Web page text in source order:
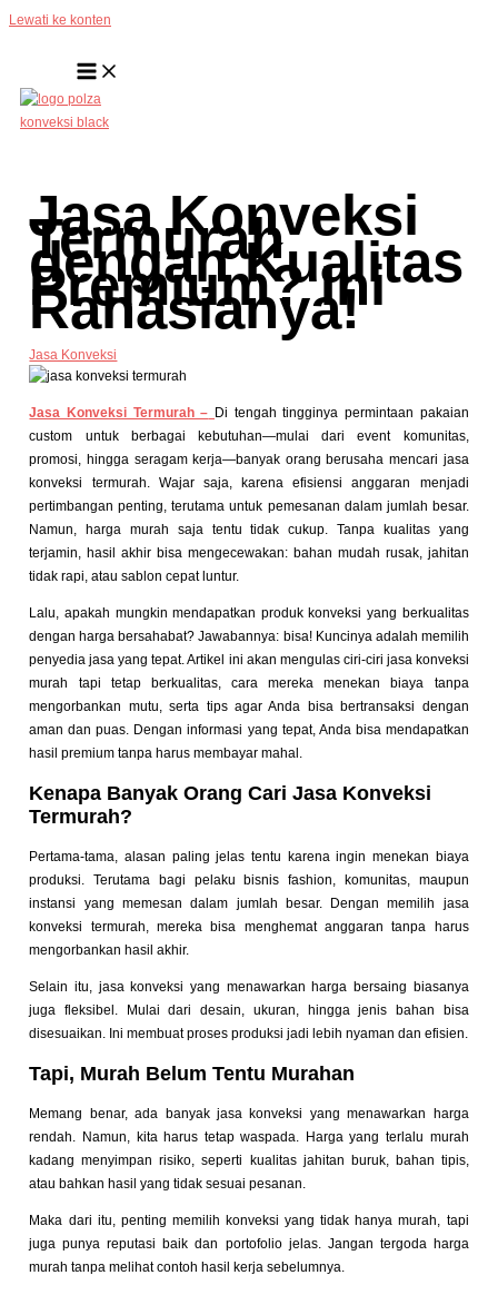
Lewati ke konten
Jasa Konveksi
Termurah
dengan Kualitas
Premium? Ini
Rahasianya!
Jasa Konveksi
Jasa Konveksi Termurah – Di tengah tingginya permintaan pakaian
custom untuk berbagai kebutuhan—mulai dari event komunitas,
promosi, hingga seragam kerja—banyak orang berusaha mencari jasa
konveksi termurah. Wajar saja, karena efisiensi anggaran menjadi
pertimbangan penting, terutama untuk pemesanan dalam jumlah besar.
Namun, harga murah saja tentu tidak cukup. Tanpa kualitas yang
terjamin, hasil akhir bisa mengecewakan: bahan mudah rusak, jahitan
tidak rapi, atau sablon cepat luntur.
Lalu, apakah mungkin mendapatkan produk konveksi yang berkualitas
dengan harga bersahabat? Jawabannya: bisa! Kuncinya adalah memilih
penyedia jasa yang tepat. Artikel ini akan mengulas ciri-ciri jasa konveksi
murah tapi tetap berkualitas, cara mereka menekan biaya tanpa
mengorbankan mutu, serta tips agar Anda bisa bertransaksi dengan
aman dan puas. Dengan informasi yang tepat, Anda bisa mendapatkan
hasil premium tanpa harus membayar mahal.
Kenapa Banyak Orang Cari Jasa Konveksi
Termurah?
Pertama-tama, alasan paling jelas tentu karena ingin menekan biaya
produksi. Terutama bagi pelaku bisnis fashion, komunitas, maupun
instansi yang memesan dalam jumlah besar. Dengan memilih jasa
konveksi termurah, mereka bisa menghemat anggaran tanpa harus
mengorbankan hasil akhir.
Selain itu, jasa konveksi yang menawarkan harga bersaing biasanya
juga fleksibel. Mulai dari desain, ukuran, hingga jenis bahan bisa
disesuaikan. Ini membuat proses produksi jadi lebih nyaman dan efisien.
Tapi, Murah Belum Tentu Murahan
Memang benar, ada banyak jasa konveksi yang menawarkan harga
rendah. Namun, kita harus tetap waspada. Harga yang terlalu murah
kadang menyimpan risiko, seperti kualitas jahitan buruk, bahan tipis,
atau bahkan hasil yang tidak sesuai pesanan.
Maka dari itu, penting memilih konveksi yang tidak hanya murah, tapi
juga punya reputasi baik dan portofolio jelas. Jangan tergoda harga
murah tanpa melihat contoh hasil kerja sebelumnya.